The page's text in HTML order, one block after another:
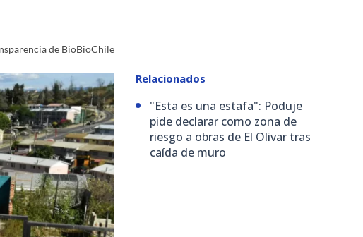
de BioBioChile
Relacionados
"Esta es una estafa": Poduje
pide declarar como zona de
riesgo a obras de El Olivar tras
caída de muro